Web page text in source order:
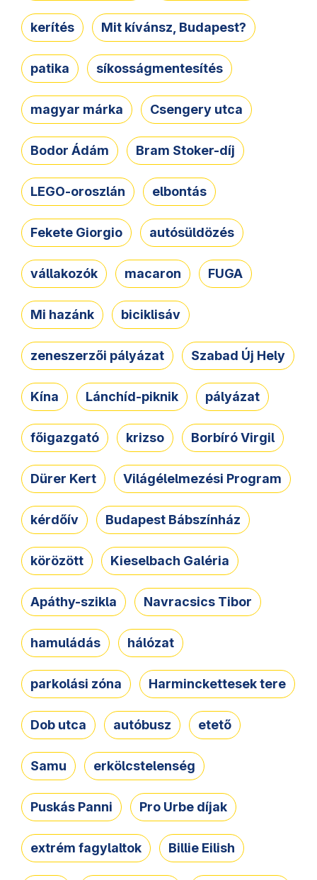
kerítés Mit kívánsz, Budapest?
patika síkosságmentesítés
magyar márka Csengery utca
Bodor Ádám Bram Stoker-díj
LEGO-oroszlán elbontás
Fekete Giorgio autósüldözés
vállakozók macaron FUGA
Mi hazánk biciklisáv
zeneszerzői pályázat Szabad Új Hely
Kína Lánchíd-piknik pályázat
főigazgató krizso Borbíró Virgil
Dürer Kert Világélelmezési Program
kérdőív Budapest Bábszínház
körözött Kieselbach Galéria
Apáthy-szikla Navracsics Tibor
hamuládás hálózat
parkolási zóna Harminckettesek tere
Dob utca autóbusz etető
Samu erkölcstelenség
Puskás Panni Pro Urbe díjak
extrém fagylaltok Billie Eilish